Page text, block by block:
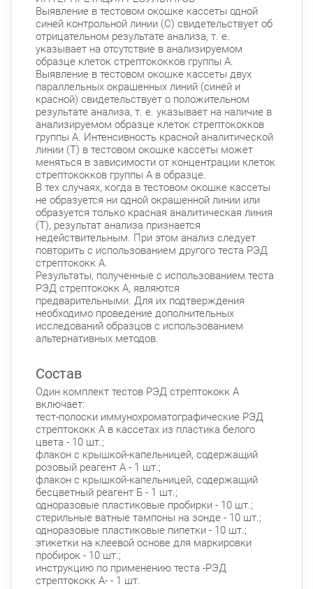
Выявление в тестовом окошке кассеты одной
синей контрольной линии (С) свидетельствует об
отрицательном результате анализа, т. е.
указывает на отсутствие в анализируемом
образце клеток стрептококков группы А.
Выявление в тестовом окошке кассеты двух
параллельных окрашенных линий (синей и
красной) свидетельствует о положительном
результате анализа, т. е. указывает на наличие в
анализируемом образце клеток стрептококков
группы А. Интенсивность красной аналитической
линии (Т) в тестовом окошке кассеты может
меняться в зависимости от концентрации клеток
стрептококков группы А в образце.
В тех случаях, когда в тестовом окошке кассеты
не образуется ни одной окрашенной линии или
образуется только красная аналитическая линия
(Т), результат анализа признается
недействительным. При этом анализ следует
повторить с использованием другого теста РЭД
стрептококк А.
Результаты, полученные с использованием теста
РЭД стрептококк А, являются
предварительными. Для их подтверждения
необходимо проведение дополнительных
исследований образцов с использованием
альтернативных методов.
Состав
Один комплект тестов РЭД стрептококк А
включает:
тест-полоски иммунохроматографические РЭД
стрептококк А в кассетах из пластика белого
цвета - 10 шт.;
флакон с крышкой-капельницей, содержащий
розовый реагент А - 1 шт.;
флакон с крышкой-капельницей, содержащий
бесцветный реагент Б - 1 шт.;
одноразовые пластиковые пробирки - 10 шт.;
стерильные ватные тампоны на зонде - 10 шт.;
одноразовые пластиковые пипетки - 10 шт.;
этикетки на клеевой основе для маркировки
пробирок - 10 шт.;
инструкцию по применению теста -РЭД
стрептококк А- - 1 шт.